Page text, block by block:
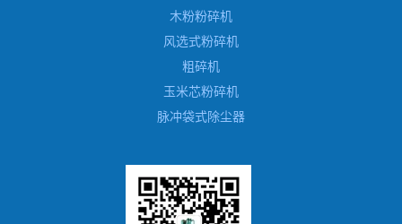
木粉粉碎机
风选式粉碎机
粗碎机
玉米芯粉碎机
脉冲袋式除尘器